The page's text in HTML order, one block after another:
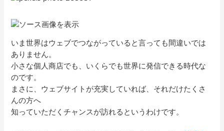
いま世界はウェブでつながっていると言っても間違いでは
ありません。
小さな個人商店でも、いくらでも世界に発信できる時代な
のです。
まさに、ウェブサイトが充実していれば、それだけたくさ
んの方へ
知っていただくチャンスが訪れるというわけです。